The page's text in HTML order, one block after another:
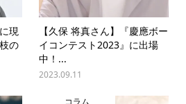
現
の
【久保 将真さん】『慶應ボー
イコンテスト2023』に出場
中！...
2023.09.11
コラム